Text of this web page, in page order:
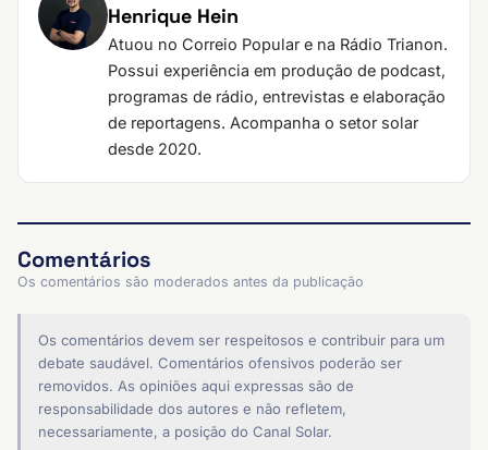
Henrique Hein
Atuou no Correio Popular e na Rádio Trianon.
Possui experiência em produção de podcast,
programas de rádio, entrevistas e elaboração
de reportagens. Acompanha o setor solar
desde 2020.
Comentários
Os comentários são moderados antes da publicação
Os comentários devem ser respeitosos e contribuir para um
debate saudável. Comentários ofensivos poderão ser
removidos. As opiniões aqui expressas são de
responsabilidade dos autores e não refletem,
necessariamente, a posição do Canal Solar.